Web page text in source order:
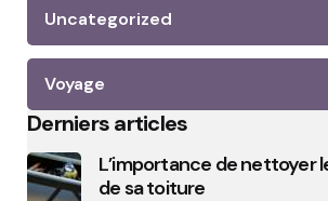
Uncategorized
Voyage
Derniers articles
L’importance de nettoyer
de sa toiture